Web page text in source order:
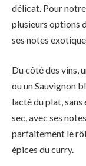
délicat. Pour
plusieurs options
ses notes
Du côté des vins,
ou un Sauvignon
lacté du plat,
sec, avec ses
parfaitement le
épices du curry.